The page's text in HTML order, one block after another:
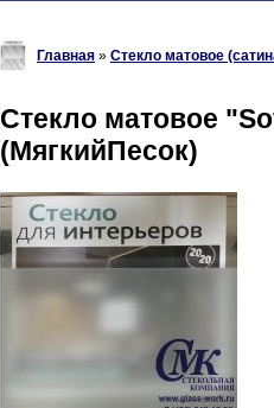
Главная » Стекло матовое
Стекло матовое
(МягкийПесок)